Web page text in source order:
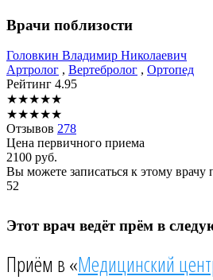
Врачи поблизости
Головкин Владимир Николаевич
Артролог , Вертебролог , Ортопед
Рейтинг 4.95
★★★★★
★★★★★
Отзывов 278
Цена первичного приема
2100 руб.
Вы можете записаться к этому врачу
52
Этот врач ведёт прём в
Приём в «Медицинский